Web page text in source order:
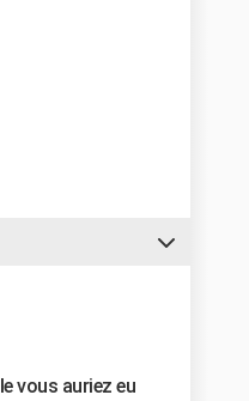
vous auriez eu